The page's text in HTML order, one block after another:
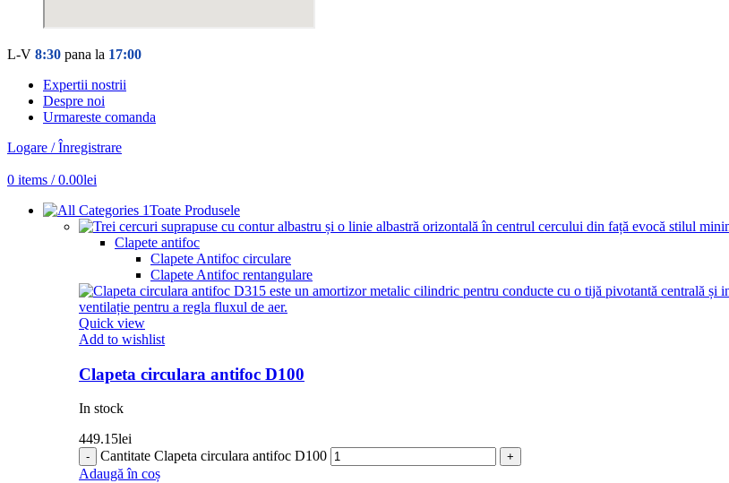
L-V 8:30 pana la 17:00
Expertii nostrii
Despre noi
Urmareste comanda
Logare / Înregistrare
0 items / 0.00lei
Toate Produsele
Clapete antifoc
Clapete Antifoc circulare
Clapete Antifoc rentangulare
Quick view
Add to wishlist
Clapeta circulara antifoc D100
In stock
449.15lei
Cantitate Clapeta circulara antifoc D100
Adaugă în coș